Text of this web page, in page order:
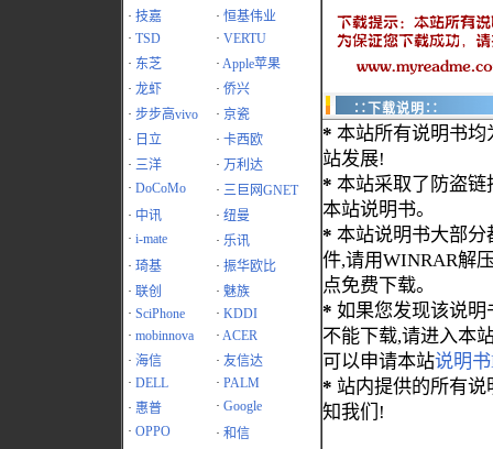
· 技嘉 · 恒基伟业
· TSD · VERTU
· 东芝 · Apple苹果
· 龙虾 · 侨兴
· 步步高vivo · 京瓷
· 日立 · 卡西欧
· 三洋 · 万利达
· DoCoMo · 三巨网GNET
· 中讯 · 纽曼
· i-mate · 乐讯
· 琦基 · 振华欧比
· 联创 · 魅族
· SciPhone · KDDI
· mobinnova · ACER
· 海信 · 友信达
· DELL · PALM
· 惠普 · Google
· OPPO · 和信
∷下载说明∷
* 本站所有说明书均
站发展!
* 本站采取了防盗链
本站说明书。
* 本站说明书大部分
件,请用WINRAR解
点免费下载。
* 如果您发现该说明
不能下载,请进入本
可以申请本站说明
* 站内提供的所有
知我们!